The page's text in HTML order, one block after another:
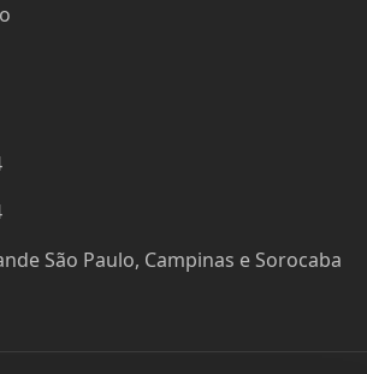
São Paulo, Campinas e Sorocaba